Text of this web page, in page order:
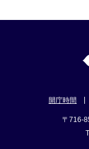
開庁時間
〒716-